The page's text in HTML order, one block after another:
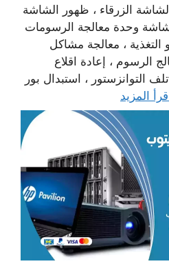
الزرقاء ، ظهور الشاشة
وحدة معالجة الرسومات
، معالجة مشاكل
الرسوم ، إعادة اقلاع
التوانزستور ، استبدال بور
المزيد